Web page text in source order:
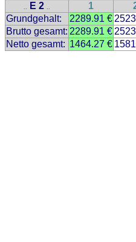
.. E 2 .. 1
Grundgehalt:
2289.91 €
Brutto gesamt: 2289.91 €
Netto gesamt: 1464.27 €